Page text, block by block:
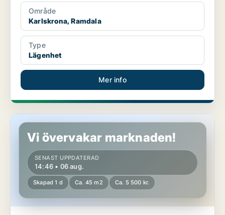
Område
Karlskrona, Ramdala
Type
Lägenhet
Mer info
Lägenhet i Karlskrona, Lyckeby
Vi övervakar marknaden!
SENAST UPPDATERAD
14:46 • 06 aug.
Skapad 1 d Ca. 45 m2 Ca. 5 500 kr.